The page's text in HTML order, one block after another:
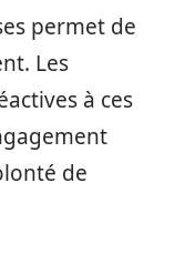
permet de
Les
à ces
de